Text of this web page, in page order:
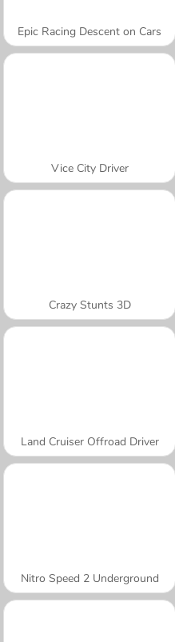
Epic Racing Descent on Cars
Vice City Driver
Crazy Stunts 3D
Land Cruiser Offroad Driver
Nitro Speed 2 Underground